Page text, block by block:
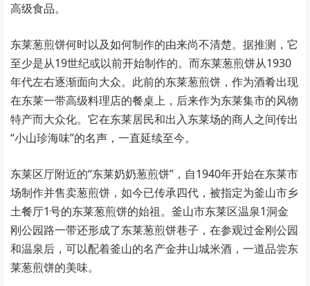
高级食品。
东莱葱煎饼何时以及如何制作的由来尚不清楚。据推测，它
至少是从19世纪或以前开始制作的。而东莱葱煎饼从1930
年代左右逐渐面向大众。此前的东莱葱煎饼，作为酒肴出现
在东莱一带高级料理店的餐桌上，后来作为东莱集市的风物
特产而大众化。它在东莱居民和出入东莱场的商人之间传出
“小山珍海味”的名声，一直延续至今。
东莱区厅附近的“东莱奶奶葱煎饼”，自1940年开始在东莱市
场制作并售卖葱煎饼，如今已传承四代，被指定为釜山市乡
土餐厅1号的东莱葱煎饼的始祖。釜山市东莱区温泉1洞金
刚公园路一带还形成了东莱葱煎饼巷子，在参观过金刚公园
和温泉后，可以配着釜山的名产金井山城米酒，一道品尝东
莱葱煎饼的美味。